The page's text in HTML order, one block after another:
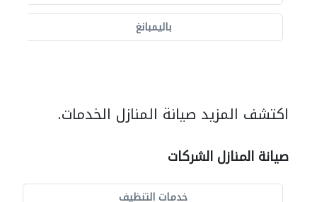
باليمبانغ
اكتشف المزيد صيانة المنازل الخدمات.
صيانة المنازل الشركات
خدمات التنظيف